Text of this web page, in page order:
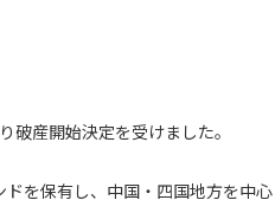
産開始決定を受けました。
を保有し、中国・四国地方を中心